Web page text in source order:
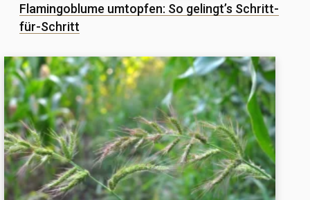
Flamingoblume umtopfen: So gelingt’s Schritt-
für-Schritt